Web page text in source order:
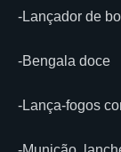
-Lançador de
-Bengala doce
-Lança-fogos